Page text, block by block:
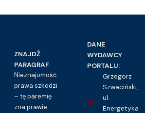
ZNAJDŹ
PARAGRAF
Nieznajomość
prawa szkodzi
– tę paremię
zna prawie
DANE
WYDAWCY
PORTALU:
Grzegorz
Szwaciński,
ul.
Energetyka